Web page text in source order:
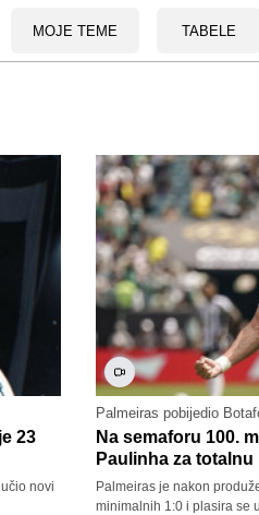
MOJE TEME TABELE
23
novi
Palmeiras pobijedio
Na semaforu 100.
Paulinha za
Palmeiras je nakon
minimalnih 1:0 i plasira se